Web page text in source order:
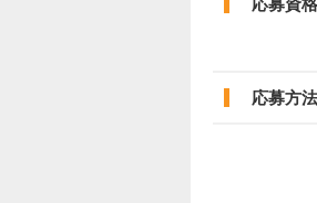
応募資格
応募方法